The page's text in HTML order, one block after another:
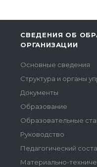
СВЕДЕНИЯ ОБ
ОРГАНИЗАЦИИ
Основные сведения
Структура и органы
Документы
Образование
Образовательные
Руководство
Педагогический
Материально-